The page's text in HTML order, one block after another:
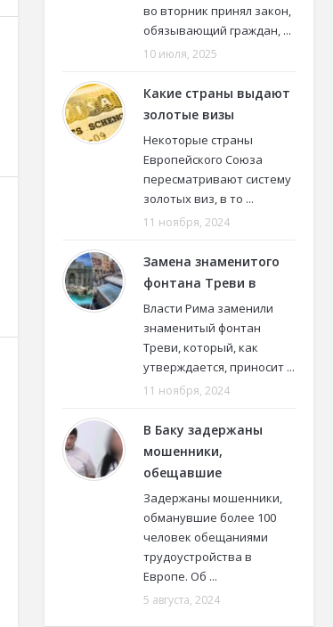
во вторник принял закон,
обязывающий граждан, ...
10 июля, 2025
Какие страны выдают
золотые визы
Некоторые страны
Европейского Союза
пересматривают систему
золотых виз, в то ...
11 ноября, 2024
Замена знаменитого
фонтана Треви в
Власти Рима заменили
знаменитый фонтан
Треви, который, как
утверждается, приносит ...
11 ноября, 2024
В Баку задержаны
мошенники,
обещавшие
Задержаны мошенники,
обманувшие более 100
человек обещаниями
трудоустройства в
Европе. Об ...
5 августа, 2024